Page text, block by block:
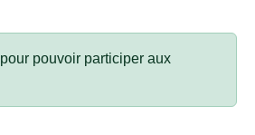
pour pouvoir participer aux